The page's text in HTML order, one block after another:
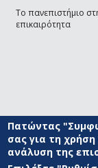
Το πανεπιστήμιο
επικαιρότητα
© ΠΑΝΕΠΙΣΤΗΜΙΟ
ΑΝΑΠΤΥΞΗΣ
Πατώντας
σας για τη
ανάλυση της